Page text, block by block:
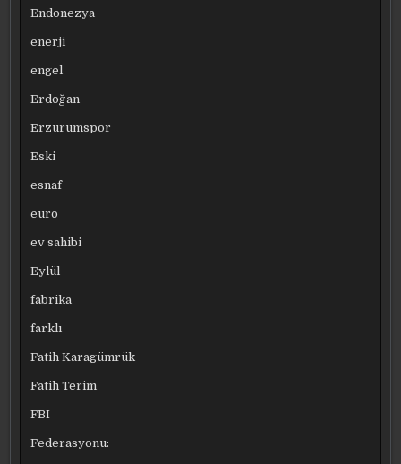
Endonezya
enerji
engel
Erdoğan
Erzurumspor
Eski
esnaf
euro
ev sahibi
Eylül
fabrika
farklı
Fatih Karagümrük
Fatih Terim
FBI
Federasyonu: